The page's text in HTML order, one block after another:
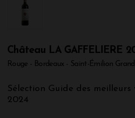
Château LA GAFFELIERE
Rouge - Bordeaux - Saint-Émilion
Sélection Guide des meilleurs
2024